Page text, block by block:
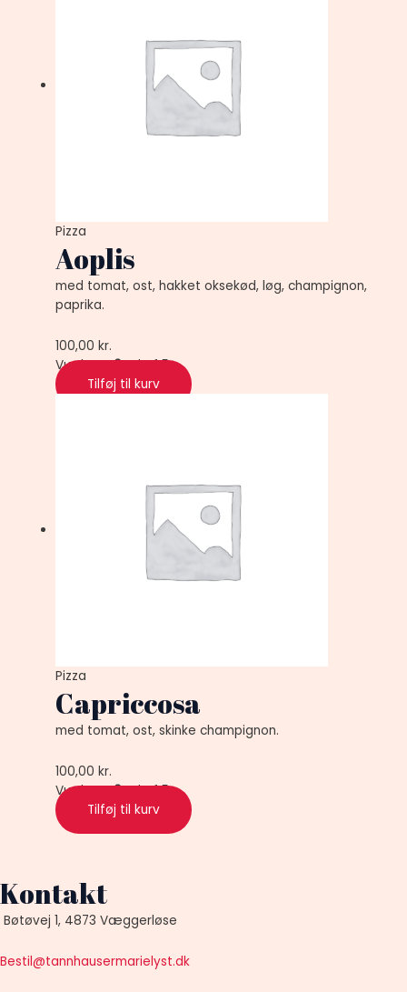
Pizza
Aoplis
med tomat, ost, hakket oksekød, løg, champignon,
paprika.
100,00kr.
Vurderet0ud af 5
Tilføj til kurv
Pizza
Capriccosa
med tomat, ost, skinke champignon.
100,00kr.
Vurderet0ud af 5
Tilføj til kurv
Kontakt
Bøtøvej 1, 4873 Væggerløse
Bestil@tannhausermarielyst.dk